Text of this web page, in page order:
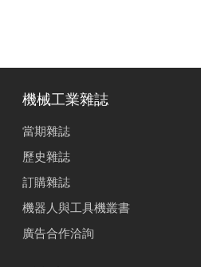
機械工業雜誌
當期雜誌
歷史雜誌
訂購雜誌
機器人與工具機叢書
廣告合作洽詢